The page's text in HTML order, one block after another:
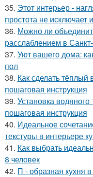
35. Этот интерьер -
простота не исключает
36. Можно ли
расслаблением в
37. Уют вашего дома:
пол
38. Как сделать
пошаговая инструкция
39. Установка
пошаговая инструкция
40. Идеальное
текстуры в интерьере
41. Как выбрать
8 человек
42. П - образная кухня